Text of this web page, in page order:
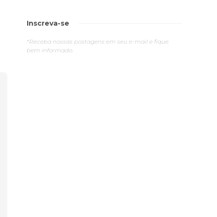
Inscreva-se
*Receba nossas postagens em seu e-mail e fique
bem informado.